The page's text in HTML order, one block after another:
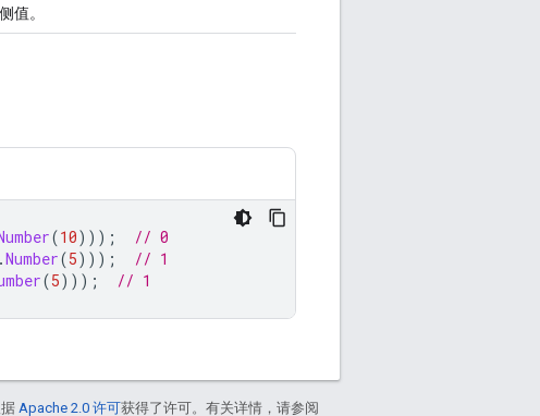
值。
(10)));
// 0
.Number(5)));
// 1
(5))); // 1
Apache 2.0 许可获得了许可。有关详情，请参阅